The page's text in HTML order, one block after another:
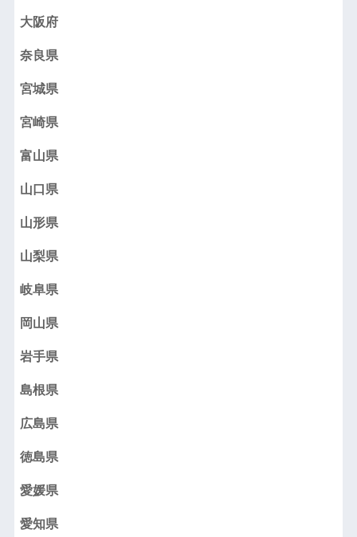
大阪府
奈良県
宮城県
宮崎県
富山県
山口県
山形県
山梨県
岐阜県
岡山県
岩手県
島根県
広島県
徳島県
愛媛県
愛知県